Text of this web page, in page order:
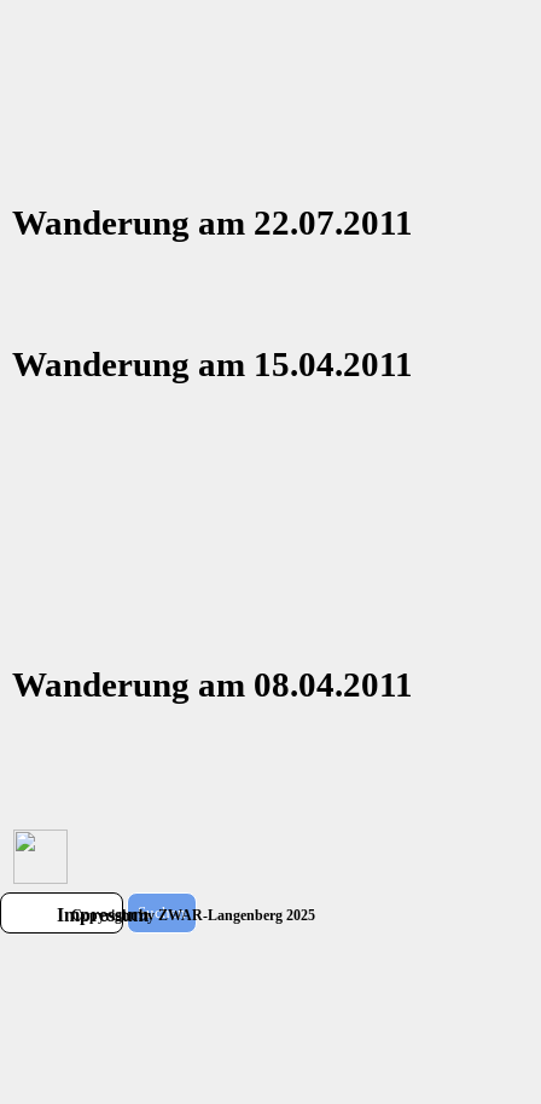
Wanderung am 22.07.2011
Wanderung am 15.04.2011
Wanderung am 08.04.2011
Suchen
Copyright by ZWAR-Langenberg 2025
Impressum